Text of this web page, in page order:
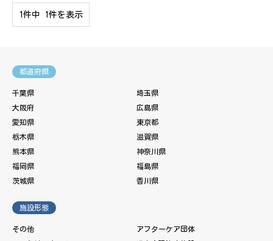
1件中 1件を表示
都道府県
千葉県
埼玉県
大阪府
広島県
愛知県
東京都
栃木県
滋賀県
熊本県
神奈川県
福岡県
福島県
茨城県
香川県
施設形態
その他
アフターケア団体